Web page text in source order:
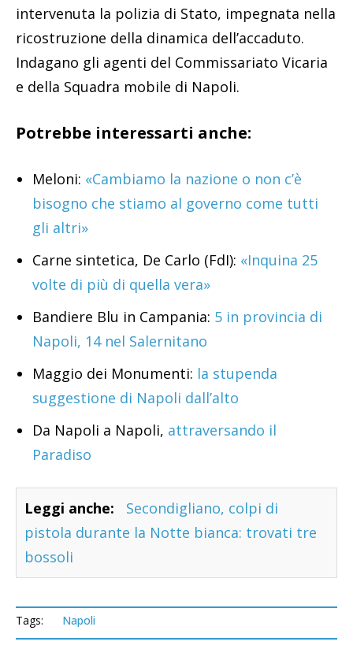
intervenuta la polizia di Stato, impegnata nella
ricostruzione della dinamica dell’accaduto.
Indagano gli agenti del Commissariato Vicaria
e della Squadra mobile di Napoli.
Potrebbe interessarti anche:
Meloni: «Cambiamo la nazione o non c’è
bisogno che stiamo al governo come tutti
gli altri»
Carne sintetica, De Carlo (FdI): «Inquina 25
volte di più di quella vera»
Bandiere Blu in Campania: 5 in provincia di
Napoli, 14 nel Salernitano
Maggio dei Monumenti: la stupenda
suggestione di Napoli dall’alto
Da Napoli a Napoli, attraversando il
Paradiso
Leggi anche:
Secondigliano, colpi di
pistola durante la Notte bianca: trovati tre
bossoli
Tags: Napoli